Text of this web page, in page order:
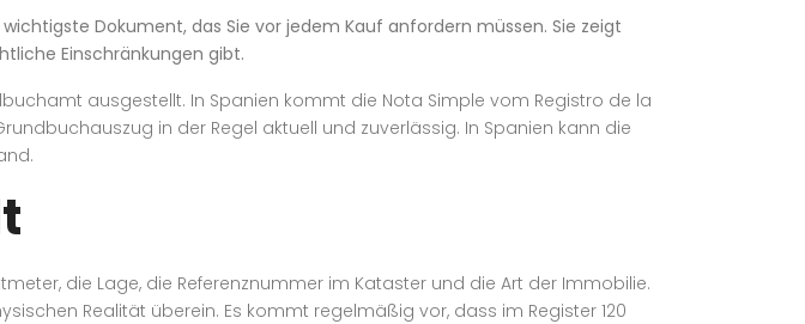
Dokument, das Sie vor jedem Kauf anfordern müssen. Sie zeigt
Einschränkungen gibt.
ausgestellt. In Spanien kommt die Nota Simple vom Registro de la
in der Regel aktuell und zuverlässig. In Spanien kann die
die Lage, die Referenznummer im Kataster und die Art der Immobilie.
Realität überein. Es kommt regelmäßig vor, dass im Register 120